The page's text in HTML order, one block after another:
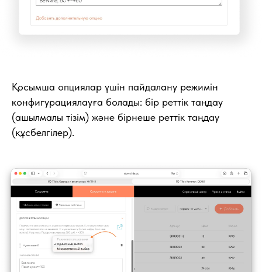
Қосымша опциялар үшін пайдалану режимін
конфигурациялауға болады: бір реттік таңдау
(ашылмалы тізім) және бірнеше реттік таңдау
(құсбелгілер).